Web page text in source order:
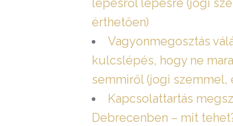
lépésről lépésre (jogi
érthetően)
Vagyonmegosztás
kulcslépés, hogy ne
semmiről (jogi szemmel,
Kapcsolattartás
Debrecenben – mit